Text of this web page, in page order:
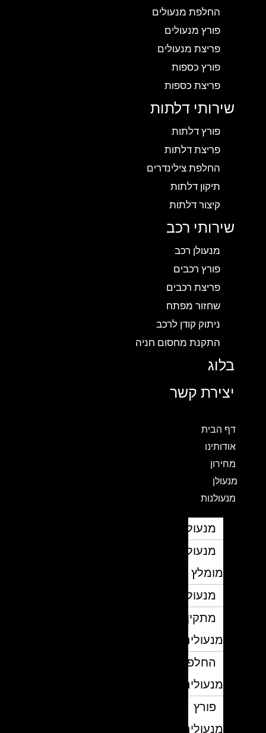
החלפת מנעולים
פורץ מנעולים
פריצת מנעולים
פורץ כספות
פריצת כספות
שירותי דלתות
פורץ דלתות
פריצת דלתות
החלפת צילינדרים
תיקון דלתות
קיצור דלתות
שירותי רכב
מנעולן רכב
פורץ רכבים
פריצת רכבים
שחזור מפתח
ניתוק קודן לרכב
התקנת מחסום חניה
בלוג
יצירת קשר
דף הבית
אודותינו
מחירון
מנעולן
מנעולנות
מנעולן
מנעולן
מומלץ
מנעולנים
מתקין
מנעולים
החלפת
מנעולים
פורץ
מנעולים